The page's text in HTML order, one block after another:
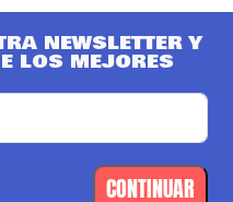
NEWSLETTER Y
LOS MEJORES
CONTINUAR